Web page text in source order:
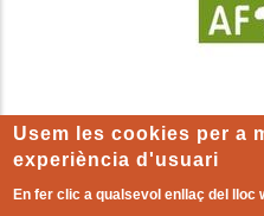
Usem les cookies per a
experiència d'usuari
En fer clic a qualsevol enllaç del